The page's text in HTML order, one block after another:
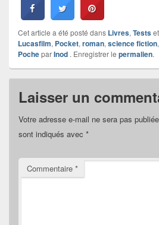
Cet article a été posté dans Livres, Tests
Lucasfilm, Pocket, roman, science fiction,
PocheparInod . Enregistrer le permalien.
Laisser un
Votre adresse e-mail ne sera pas
sont indiqués avec *
Commentaire *